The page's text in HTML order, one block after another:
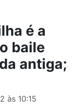
é a
baile
antiga;
às 10:15